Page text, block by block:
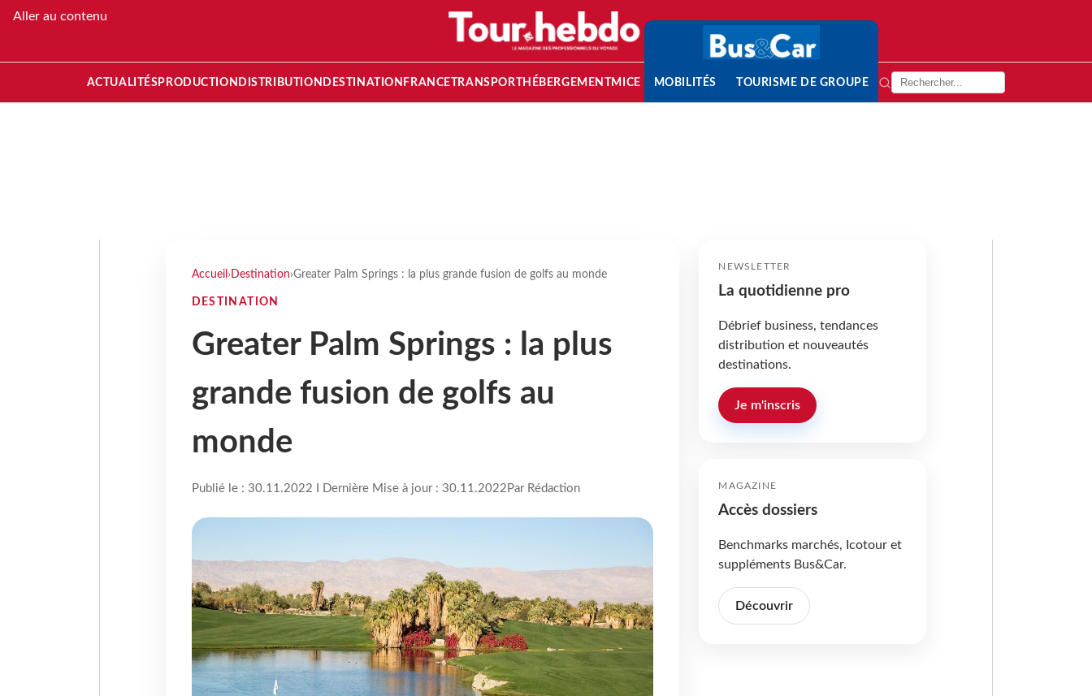
Aller au contenu
ACTUALITÉS PRODUCTION DISTRIBUTION DESTINATION FRANCETRANSPORT HÉBERGEMENTMICE MOBILITÉS TOURISME DE GROUPE
Accueil › Destination›Greater Palm Springs : la plus grande fusion de golfs au monde
DESTINATION
Greater Palm Springs : la plus
grande fusion de golfs au
monde
Publié le : 30.11.2022 I Dernière Mise à jour : 30.11.2022 Par Rédaction
NEWSLETTER
La quotidienne pro
Débrief business, tendances
distribution et nouveautés
destinations.
Je m'inscris
MAGAZINE
Accès dossiers
Benchmarks marchés, Icotour et
suppléments Bus&Car.
Découvrir